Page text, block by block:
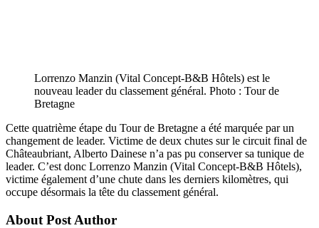
Lorrenzo Manzin (Vital Concept-B&B Hôtels) est le
nouveau leader du classement général. Photo : Tour de
Bretagne
Cette quatrième étape du Tour de Bretagne a été marquée par un
changement de leader. Victime de deux chutes sur le circuit final de
Châteaubriant, Alberto Dainese n’a pas pu conserver sa tunique de
leader. C’est donc Lorrenzo Manzin (Vital Concept-B&B Hôtels),
victime également d’une chute dans les derniers kilomètres, qui
occupe désormais la tête du classement général.
About Post Author